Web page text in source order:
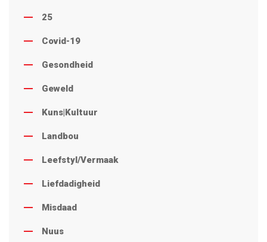
25
Covid-19
Gesondheid
Geweld
Kuns|Kultuur
Landbou
Leefstyl/Vermaak
Liefdadigheid
Misdaad
Nuus